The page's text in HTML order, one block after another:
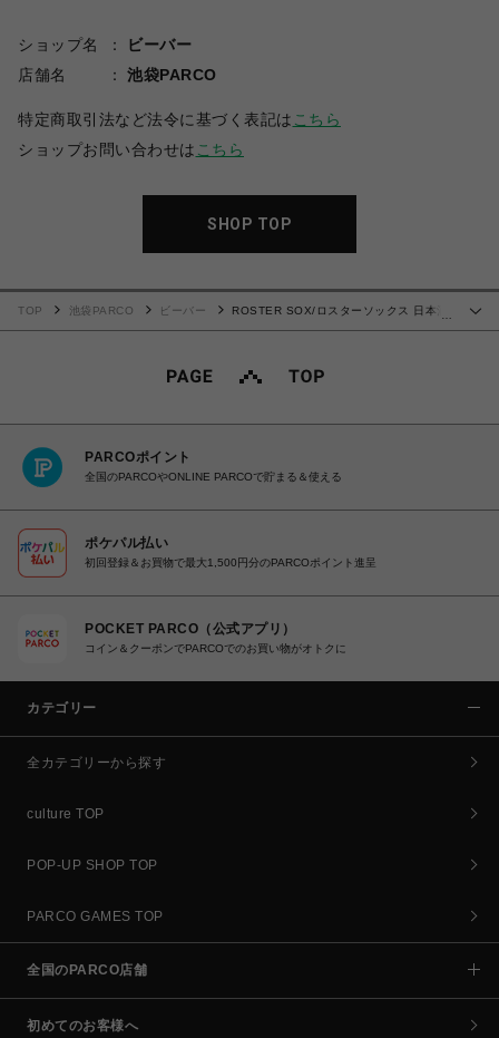
ショップ名
ビーバー
店舗名
池袋PARCO
特定商取引法など法令に基づく表記は こちら
ショップお問い合わせは こちら
SHOP TOP
TOP 池袋PARCO ビーバー
ROSTER SOX/ロスターソックス 日本酒
PARCOポイント
全国のPARCOやONLINE PARCOで貯まる＆使える
ポケパル払い
初回登録＆お買物で最大1,500円分のPARCOポイント進呈
POCKET PARCO（公式アプリ）
コイン＆クーポンでPARCOでのお買い物がオトクに
カテゴリー
全カテゴリーから探す
culture TOP
POP-UP SHOP TOP
PARCO GAMES TOP
全国のPARCO店舗
初めてのお客様へ